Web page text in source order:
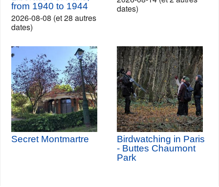
from 1940 to 1944
2026-08-08 (et 28 autres
dates)
dates)
Secret Montmartre
Birdwatching in Paris
- Buttes Chaumont
Park